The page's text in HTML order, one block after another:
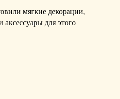
мягкие декорации,
для этого